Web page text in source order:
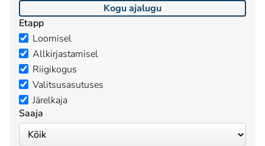
Kogu ajalugu
Etapp
Loomisel
Allkirjastamisel
Riigikogus
Valitsusasutuses
Järelkaja
Saaja